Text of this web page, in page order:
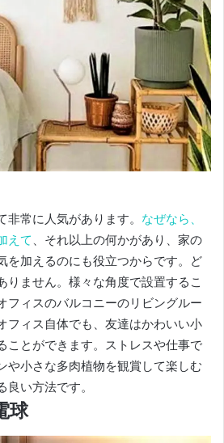
常に人気があります。 なぜなら、
えて 、それ以上の何かがあり、家の
加えるのにも役立つからです。
ど
ません。 様々な角度で設置するこ
フィスのバルコニーのリビングルー
フィス自体でも、友達はかわいい小
とができます。 ストレスや仕事で
や小さな多肉植物を観賞して楽しむ
い方法です。
球